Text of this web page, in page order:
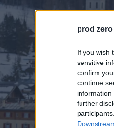
prod zero
If you wish
sensitive
confirm
continue
information
further